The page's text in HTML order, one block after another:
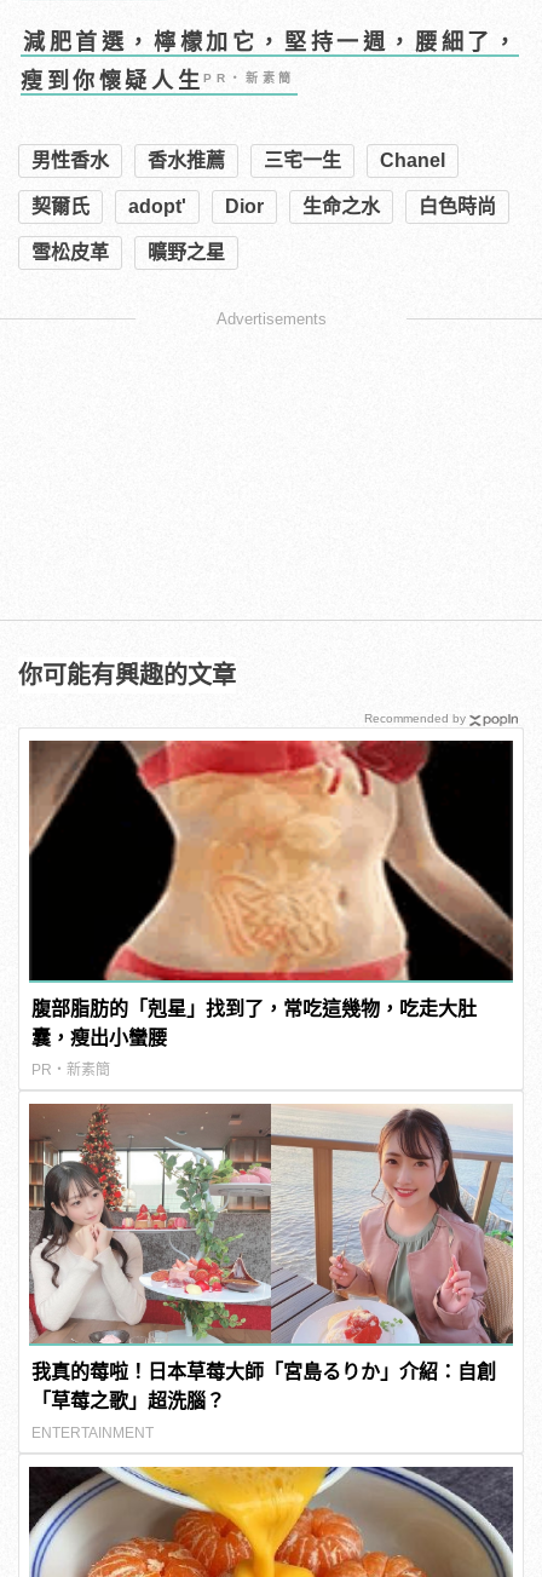
減肥首選，檸檬加它，堅持一週，腰細了，
瘦到你懷疑人生PR・新素簡
男性香水 香水推薦 三宅一生 Chanel
契爾氏 adopt' Dior 生命之水 白色時尚
雪松皮革 曠野之星
Advertisements
你可能有興趣的文章
腹部脂肪的「剋星」找到了，常吃這幾物，吃走大肚
囊，瘦出小蠻腰
PR・新素簡
我真的莓啦！日本草莓大師「宮島るりか」介紹：自創
「草莓之歌」超洗腦？
ENTERTAINMENT
Recommended by